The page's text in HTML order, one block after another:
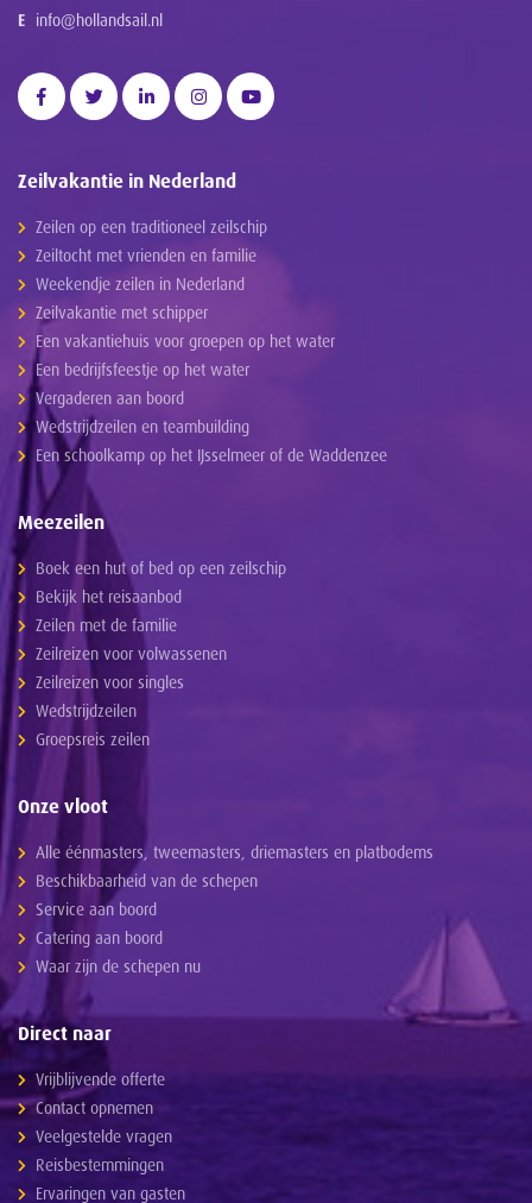
E info@hollandsail.nl
Zeilvakantie in Nederland
Zeilen op een traditioneel zeilschip
Zeiltocht met vrienden en familie
Weekendje zeilen in Nederland
Zeilvakantie met schipper
Een vakantiehuis voor groepen op het water
Een bedrijfsfeestje op het water
Vergaderen aan boord
Wedstrijdzeilen en teambuilding
Een schoolkamp op het IJsselmeer of de Waddenzee
Meezeilen
Boek een hut of bed op een zeilschip
Bekijk het reisaanbod
Zeilen met de familie
Zeilreizen voor volwassenen
Zeilreizen voor singles
Wedstrijdzeilen
Groepsreis zeilen
Onze vloot
Alle éénmasters, tweemasters, driemasters en platbodems
Beschikbaarheid van de schepen
Service aan boord
Catering aan boord
Waar zijn de schepen nu
Direct naar
Vrijblijvende offerte
Contact opnemen
Veelgestelde vragen
Reisbestemmingen
Ervaringen van gasten